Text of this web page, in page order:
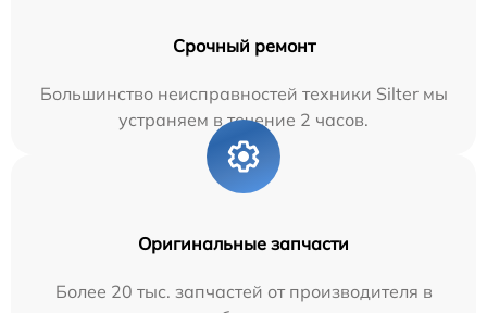
Срочный ремонт
Большинство неисправностей техники Silter мы
устраняем в течение 2 часов.
Оригинальные запчасти
Более 20 тыс. запчастей от производителя в